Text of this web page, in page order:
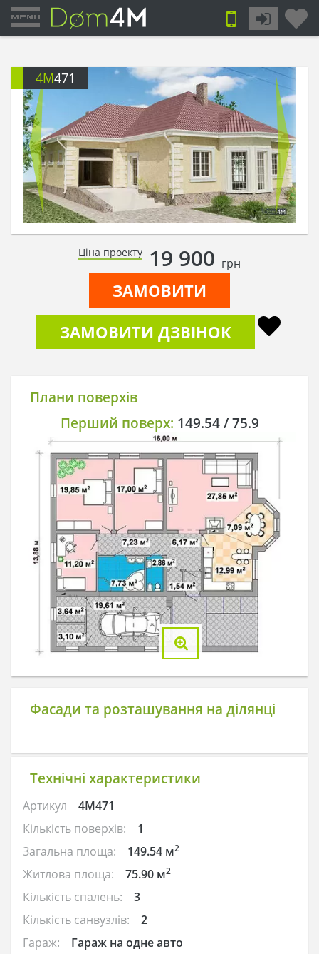
4M471
Ціна проекту 19 900 грн
ЗАМОВИТИ
ЗАМОВИТИ ДЗВІНОК
Плани поверхів
Перший поверх: 149.54 / 75.9
Фасади та розташування на ділянці
Технічні характеристики
Артикул
4M471
Кількість поверхів:
1
Загальна площа:
149.54 м2
Житлова площа: 75.90 м2
Кількість спалень:
3
Кількість санвузлів:
2
Гараж:
Гараж на одне авто